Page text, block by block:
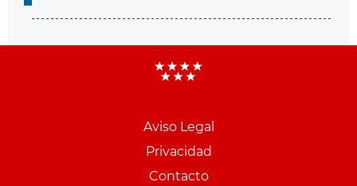
Aviso Legal
Privacidad
Contacto